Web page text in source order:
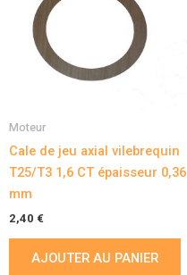
Moteur
Cale de jeu axial vilebrequin
T25/T3 1,6 CT épaisseur 0,36
mm
2,40 €
AJOUTER AU PANIER